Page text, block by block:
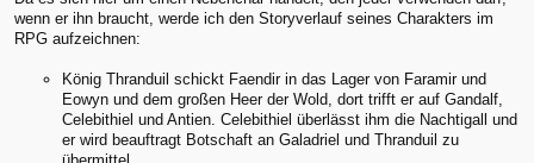
wenn er ihn braucht, werde ich den Storyverlauf seines Charakters im
RPG aufzeichnen:
König Thranduil schickt Faendir in das Lager von Faramir und
Eowyn und dem großen Heer der Wold, dort trifft er auf Gandalf,
Celebithiel und Antien. Celebithiel überlässt ihm die Nachtigall und
er wird beauftragt Botschaft an Galadriel und Thranduil zu